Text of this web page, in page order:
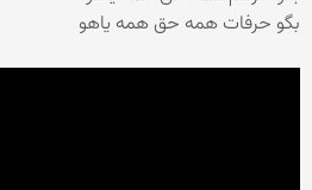
بگو حرفات همه حق همه یاهو